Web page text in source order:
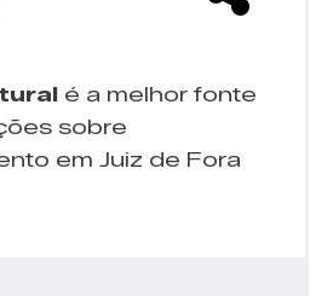
é a melhor fonte
sobre
em Juiz de Fora